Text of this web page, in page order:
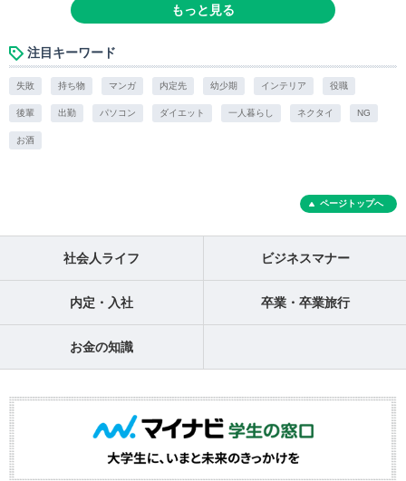
もっと見る
注目キーワード
失敗 持ち物 マンガ 内定先 幼少期 インテリア 役職
後輩 出勤 パソコン ダイエット 一人暮らし ネクタイ NG
お酒
ページトップへ
社会人ライフ ビジネスマナー
内定・入社 卒業・卒業旅行
お金の知識